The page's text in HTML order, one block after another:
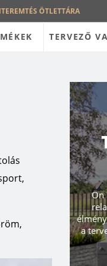
ÖTLETTÁRA
TERVEZŐ
Ön
a